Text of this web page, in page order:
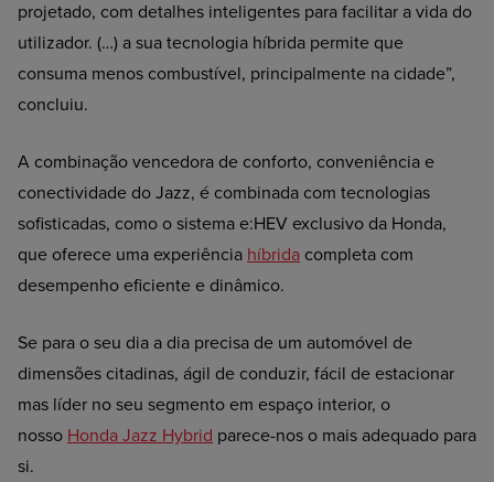
projetado, com detalhes inteligentes para facilitar a vida do
utilizador. (…) a sua tecnologia híbrida permite que
consuma menos combustível, principalmente na cidade”,
concluiu.
A combinação vencedora de conforto, conveniência e
conectividade do Jazz, é combinada com tecnologias
sofisticadas, como o sistema e:HEV exclusivo da Honda,
que oferece uma experiência híbrida completa com
desempenho eficiente e dinâmico.
Se para o seu dia a dia precisa de um automóvel de
dimensões citadinas, ágil de conduzir, fácil de estacionar
mas líder no seu segmento em espaço interior, o
nosso Honda Jazz Hybrid parece-nos o mais adequado para
si.